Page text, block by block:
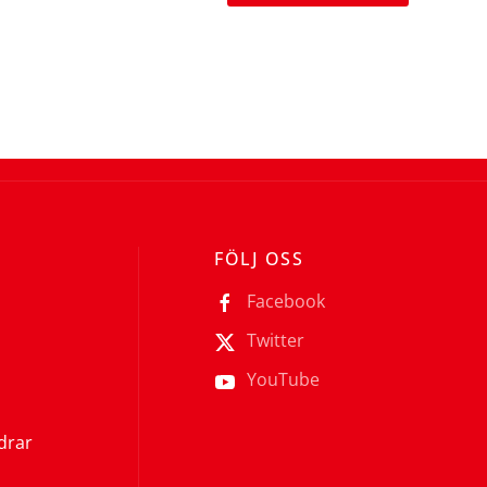
FÖLJ OSS
Facebook
Twitter
YouTube